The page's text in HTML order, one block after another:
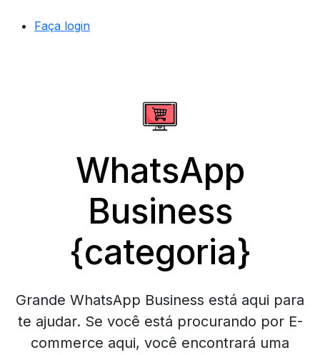
Faça login
WhatsApp
Business
{categoria}
Grande WhatsApp Business está aqui para
te ajudar. Se você está procurando por E-
commerce aqui, você encontrará uma